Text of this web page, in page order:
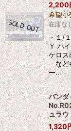
2,200
希望小
在庫な
・１/
Ｙ ハ
ケロ
など
ー…
バンダ
ュラウ
1,320